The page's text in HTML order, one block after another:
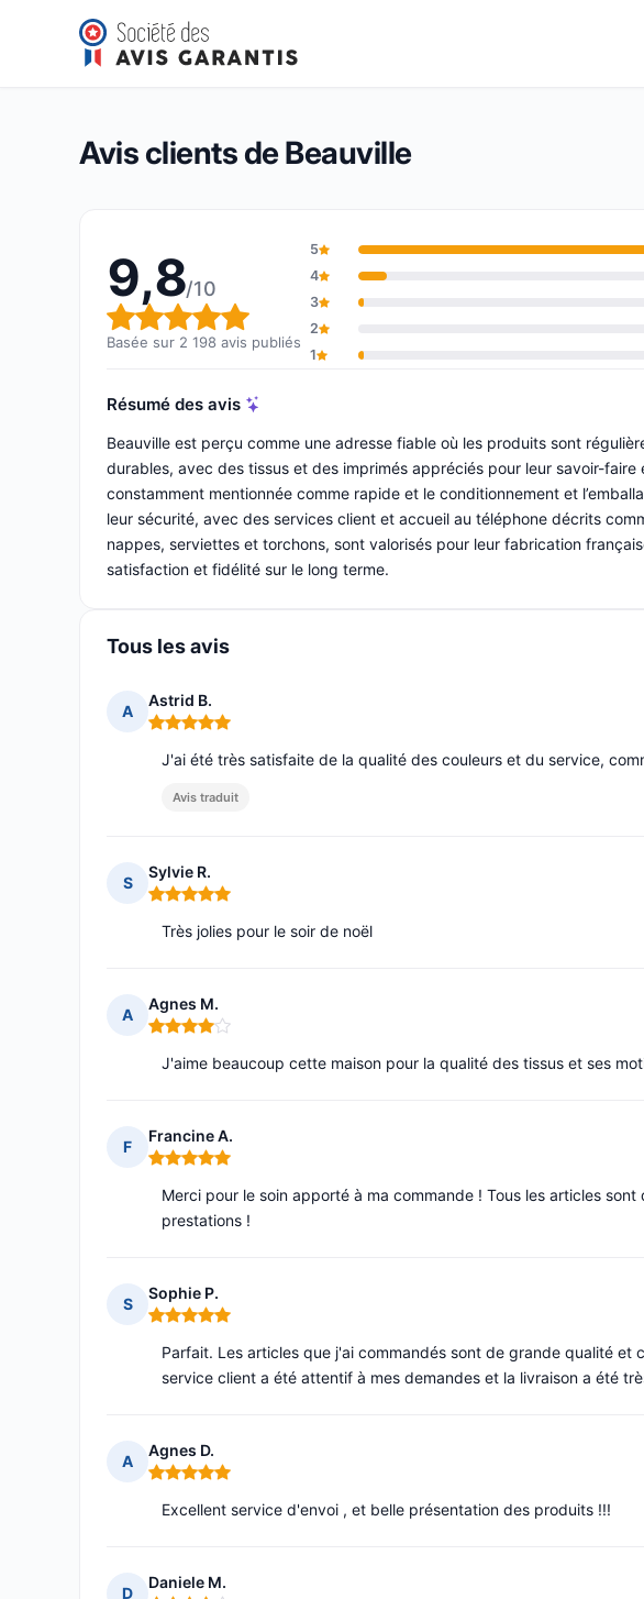
Beauville
Note globale : 9,8 sur 10
9,8/10(2 198 avis)
Avis clients de Beauville
9,8/10
Note globale : 9,8 sur 10
Basée sur 2 198 avis publiés
5
4
3
2
1
Résumé des avis
Beauville est perçu comme une adresse fiable où les produits sont
durables, avec des tissus et des imprimés appréciés pour leur savoir-faire
constamment mentionnée comme rapide et le conditionnement et
leur sécurité, avec des services client et accueil au téléphone décrits
nappes, serviettes et torchons, sont valorisés pour leur fabrication
satisfaction et fidélité sur le long terme.
Tous les avis
A
Astrid B.
Note : 5 sur 5
J'ai été très satisfaite de la qualité des couleurs et du service,
Avis traduit
S
Sylvie R.
Note : 5 sur 5
Très jolies pour le soir de noël
A
Agnes M.
Note : 4 sur 5
J'aime beaucoup cette maison pour la qualité des tissus et ses
F
Francine A.
Note : 5 sur 5
Merci pour le soin apporté à ma commande ! Tous les articles
prestations !
S
Sophie P.
Note : 5 sur 5
Parfait. Les articles que j'ai commandés sont de grande qualité
service client a été attentif à mes demandes et la livraison a été
A
Agnes D.
Note : 5 sur 5
Excellent service d'envoi , et belle présentation des produits !!!
D
Daniele M.